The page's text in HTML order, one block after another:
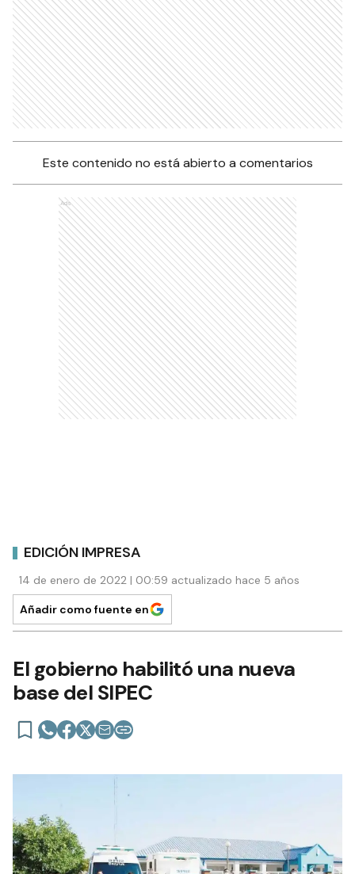
Este contenido no está abierto a comentarios
Ads
EDICIÓN IMPRESA
14 de enero de 2022 | 00:59 actualizado hace 5 años
Añadir como fuente en
El gobierno habilitó una nueva
base del SIPEC